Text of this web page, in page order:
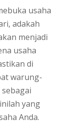
usaha
adakah
menjadi
usaha
di
warung-
yang
Anda.